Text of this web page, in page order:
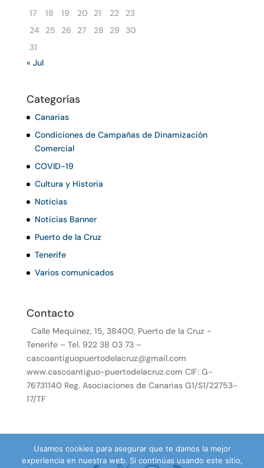
17
18 19 20 21 22
23
24
25 26 27 28 29
30
31
« Jul
Categorías
Canarias
Condiciones de Campañas de Dinamización
Comercial
COVID-19
Cultura y Historia
Noticias
Noticias Banner
Puerto de la Cruz
Tenerife
Varios comunicados
Contacto
Calle Mequinez, 15, 38400, Puerto de la Cruz -
Tenerife – Tel. 922 38 03 73 –
cascoantiguopuertodelacruz@gmail.com
www.cascoantiguo-puertodelacruz.com CIF: G-
76731140 Reg. Asociaciones de Canarias G1/S1/22753-
17/TF
Usamos cookies para asegurar que te damos la mejor
experiencia en nuestra web. Si continúas usando este sitio,